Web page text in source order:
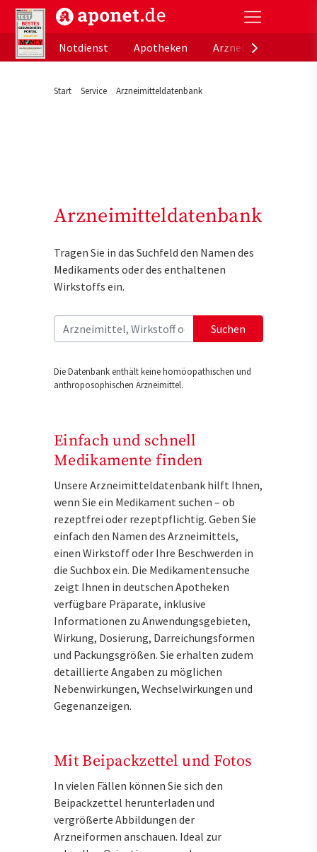
aponet.de - Das offizielle Gesundheitsportal der
Notdienst
Apotheken
Start Service Arzneimitteldatenbank
Arzneimitteldatenbank
Tragen Sie in das Suchfeld den Namen des
Medikaments oder des enthaltenen
Wirkstoffs ein.
Suchen
Die Datenbank enthält keine homöopathischen und
anthroposophischen Arzneimittel.
Einfach und schnell
Medikamente finden
Unsere Arzneimitteldatenbank hilft Ihnen,
wenn Sie ein Medikament suchen – ob
rezeptfrei oder rezeptpflichtig. Geben Sie
einfach den Namen des Arzneimittels,
einen Wirkstoff oder Ihre Beschwerden in
die Suchbox ein. Die Medikamentensuche
zeigt Ihnen in deutschen Apotheken
verfügbare Präparate, inklusive
Informationen zu Anwendungsgebieten,
Wirkung, Dosierung, Darreichungsformen
und Packungsgrößen. Sie erhalten zudem
detaillierte Angaben zu möglichen
Nebenwirkungen, Wechselwirkungen und
Gegenanzeigen.
Mit Beipackzettel und Fotos
In vielen Fällen können Sie sich den
Beipackzettel herunterladen und
vergrößerte Abbildungen der
Arzneiformen anschauen. Ideal zur